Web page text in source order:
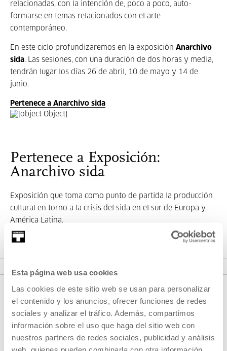
Esta página web usa cookies
Las cookies de este sitio web se usan para personalizar
el contenido y los anuncios, ofrecer funciones de redes
sociales y analizar el tráfico. Además, compartimos
información sobre el uso que haga del sitio web con
nuestros partners de redes sociales, publicidad y análisis
web, quienes pueden combinarla con otra información
relacionadas, con la intención de, poco a poco, auto-
formarse en temas relacionados con el arte
contemporáneo.
En este ciclo profundizaremos en la exposición Anarchivo
sida. Las sesiones, con una duración de dos horas y media,
tendrán lugar los días 26 de abril, 10 de mayo y 14 de
junio.
Pertenece a Anarchivo sida
Pertenece a Exposición:
Anarchivo sida
Exposición que toma como punto de partida la producción
cultural en torno a la crisis del sida en el sur de Europa y
América Latina.